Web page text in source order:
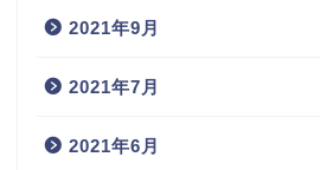
2021年9月
2021年7月
2021年6月